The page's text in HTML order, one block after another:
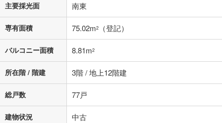
主要採光面 南東
専有面積 75.02m2 （登記）
バルコニー面積 8.81m2
所在階 / 階建 3階 / 地上12階建
総戸数 77戸
建物状況 中古